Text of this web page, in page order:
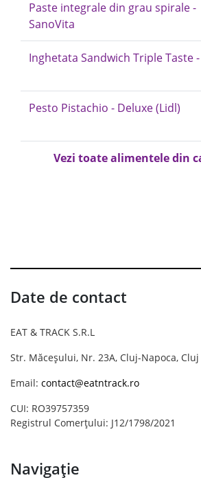
Paste integrale din grau spirale -
SanoVita
Inghetata Sandwich Triple Taste -
Pesto Pistachio - Deluxe (Lidl)
Vezi toate alimentele din
Date de contact
EAT & TRACK S.R.L
Str. Măceșului, Nr. 23A, Cluj-Napoca, Cluj
Email: contact@eatntrack.ro
CUI: RO39757359
Registrul Comerțului: J12/1798/2021
Navigație